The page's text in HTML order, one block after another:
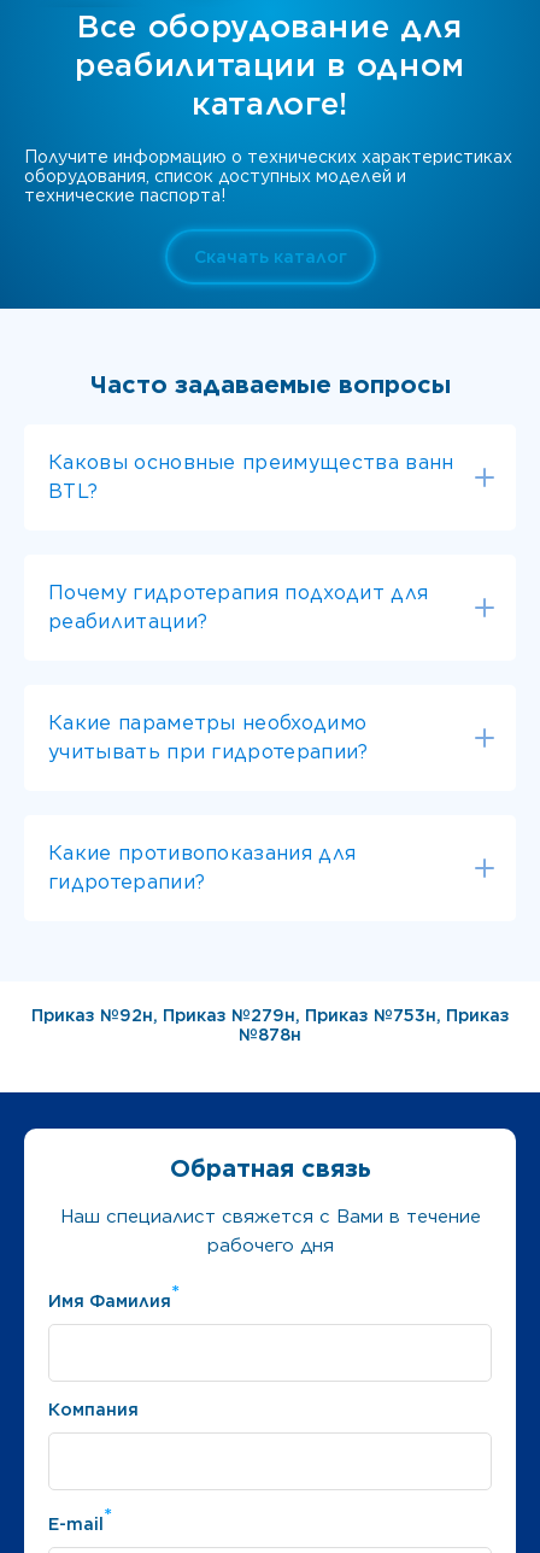
Все оборудование для
реабилитации в одном
каталоге!
Получите информацию о технических характеристиках
оборудования, список доступных моделей и
технические паспорта!
Скачать каталог
Часто задаваемые вопросы
Каковы основные преимущества ванн
BTL?
Почему гидротерапия подходит для
реабилитации?
Какие параметры необходимо
учитывать при гидротерапии?
Какие противопоказания для
гидротерапии?
Приказ №92н, Приказ №279н, Приказ №753н, Приказ
№878н
Обратная связь
Наш специалист свяжется с Вами в течение
рабочего дня
Имя Фамилия*
Компания
E-mail *